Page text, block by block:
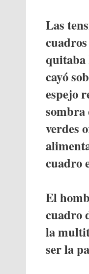
Las
quitaba
cayó
espejo
sombra
verdes
cuadro
El
cuadro
la
ser la